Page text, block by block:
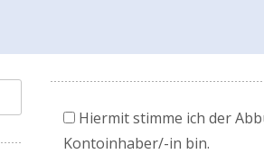
Hiermit stimme ich der
Kontoinhaber/-in bin.